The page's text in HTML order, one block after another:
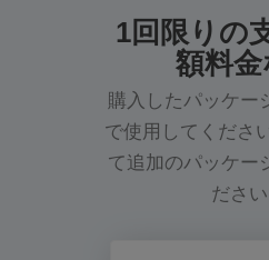
1回限りの
額料金
購入したパッケー
で使用してくださ
て追加のパッケー
ださい